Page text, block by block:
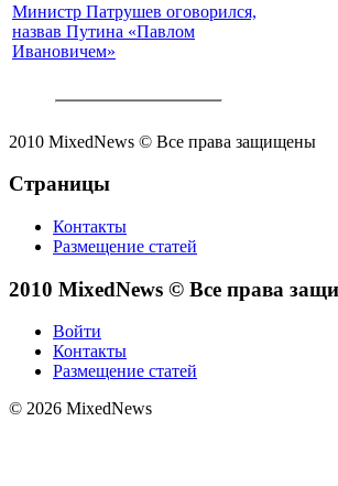
Министр Патрушев оговорился,
назвав Путина «Павлом
Ивановичем»
2010 MixedNews © Все права защищены
Страницы
Контакты
Размещение статей
2010 MixedNews © Все права
Войти
Контакты
Размещение статей
© 2026 MixedNews